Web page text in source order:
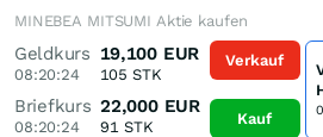
MINEBEA MITSUMI Aktie kaufen
Geldkurs
08:20:24
19,100 EUR
105 STK
Briefkurs
08:20:24
22,000 EUR
91 STK
Verkauf
Kauf